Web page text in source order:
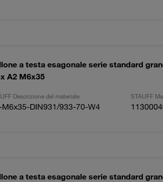
a testa esagonale serie standard
A2 M6x35
Descrizione del materiale STAUFF
M6x35-DIN931/933-70-W4
a testa esagonale serie standard